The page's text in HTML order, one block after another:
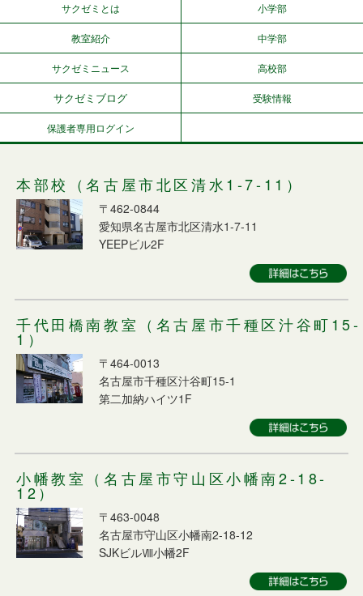
サクゼミとは 小学部
教室紹介 中学部
サクゼミニュース 高校部
サクゼミブログ 受験情報
保護者専用ログイン
本部校（名古屋市北区清水1-7-11）
〒462-0844
愛知県名古屋市北区清水1-7-11
YEEPビル2F
千代田橋南教室（名古屋市千種区汁谷町15-
1）
〒464-0013
名古屋市千種区汁谷町15-1
第二加納ハイツ1F
小幡教室（名古屋市守山区小幡南2-18-
12）
〒463-0048
名古屋市守山区小幡南2-18-12
SJKビルⅧ小幡2F